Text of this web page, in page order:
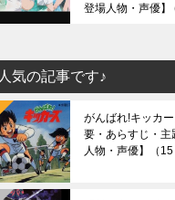
登場人物・声優】
人気の記事です♪
がんばれ!キッカ
要・あらすじ・主
人物・声優】
（